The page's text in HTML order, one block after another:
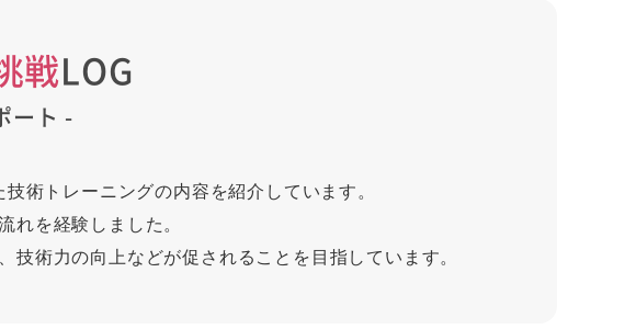
戦LOG
ート -
術トレーニングの内容を紹介しています。
れを経験しました。
術力の向上などが促されることを目指しています。